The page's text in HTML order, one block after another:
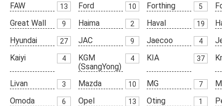
FAW
13 Ford 10 Forthing 5
Great Wall
9 Haima 2 Haval 19
Hyundai
27 JAC 9 Jaecoo 4
Kaiyi
4
KGM
(SsangYong)
4 KIA 37
Livan 3 Mazda 10 MG 7
Omoda
6 Opel 13 Oting 1